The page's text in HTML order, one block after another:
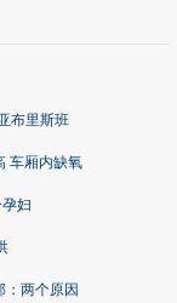
布里斯班
车厢内缺氧
妇
：两个原因